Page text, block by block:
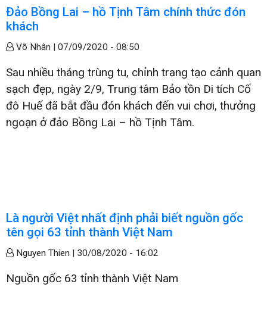
Đảo Bồng Lai – hồ Tịnh Tâm chính thức đón
khách
Võ Nhân | 07/09/2020 - 08:50
Sau nhiều tháng trùng tu, chỉnh trang tạo cảnh quan
sạch đẹp, ngày 2/9, Trung tâm Bảo tồn Di tích Cố
đô Huế đã bắt đầu đón khách đến vui chơi, thưởng
ngoạn ở đảo Bồng Lai – hồ Tịnh Tâm.
Là người Việt nhất định phải biết nguồn gốc
tên gọi 63 tỉnh thành Việt Nam
Nguyen Thien | 30/08/2020 - 16:02
Nguồn gốc 63 tỉnh thành Việt Nam